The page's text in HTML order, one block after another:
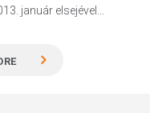
január elsejével...